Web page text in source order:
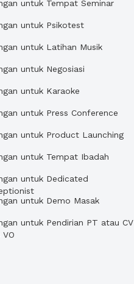
untuk Tempat Seminar
untuk Psikotest
untuk Latihan Musik
untuk Negosiasi
untuk Karaoke
untuk Press Conference
untuk Product Launching
untuk Tempat Ibadah
untuk Dedicated
untuk Demo Masak
untuk Pendirian PT atau CV